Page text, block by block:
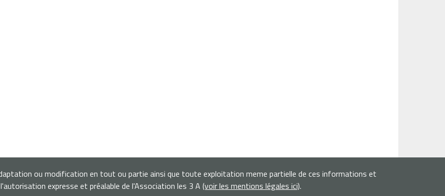
ou modification en tout ou partie ainsi que toute exploitation meme partielle de ces informations et
expresse et préalable de l'Association les 3 A (voir les mentions légales ici).